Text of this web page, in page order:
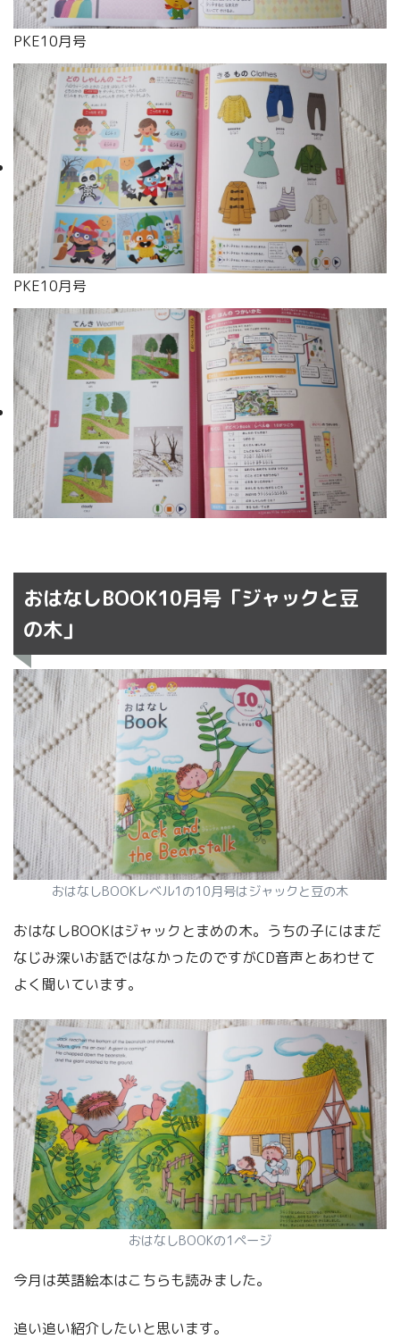
PKE10月号
PKE10月号
おはなしBOOK10月号「ジャックと豆
の木」
おはなしBOOKレベル1の10月号はジャックと豆の木
おはなしBOOKはジャックとまめの木。うちの子にはまだ
なじみ深いお話ではなかったのですがCD音声とあわせて
よく聞いています。
おはなしBOOKの1ページ
今月は英語絵本はこちらも読みました。
追い追い紹介したいと思います。